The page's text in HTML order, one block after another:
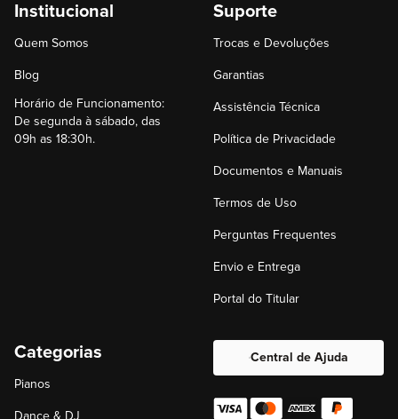
Institucional
Quem Somos
Blog
Horário de Funcionamento:
De segunda à sábado, das
09h as 18:30h.
Suporte
Trocas e Devoluções
Garantias
Assistência Técnica
Política de Privacidade
Documentos e Manuais
Termos de Uso
Perguntas Frequentes
Envio e Entrega
Portal do Titular
Categorias
Pianos
Central de Ajuda